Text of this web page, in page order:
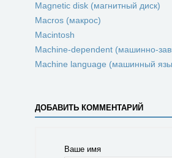
Magnetic disk (магнитный диск)
Macros (макрос)
Macintosh
Machine-dependent (машинно-
Machine language (машинный
ДОБАВИТЬ КОММЕНТАРИЙ
Ваше имя